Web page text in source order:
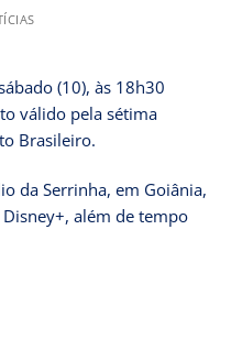
(10), às 18h30
válido pela sétima
Brasileiro.
da Serrinha, em Goiânia,
além de tempo